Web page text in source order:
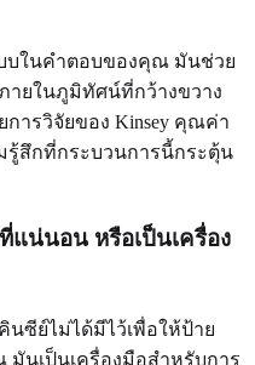
บในคำตอบของคุณ มันช่วย
ยในภูมิทัศน์ที่กว้างขวาง
ารวิจัยของ Kinsey คุณค่า
สึกที่กระบวนการนี้กระตุ้น
น่นอน หรือเป็นเครื่อง
ซีย์ไม่ได้มีไว้เพื่อให้ป้าย
นเป็นเครื่องมือสำหรับการ